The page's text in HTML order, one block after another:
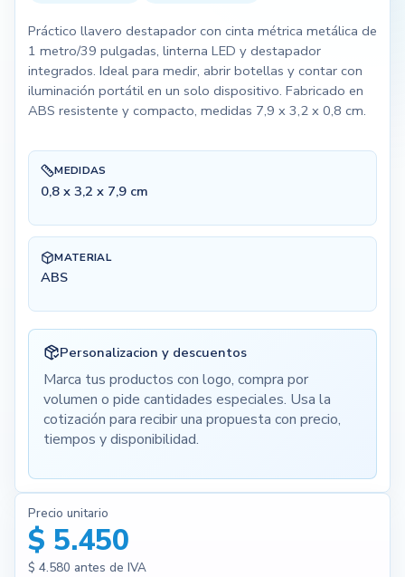
Práctico llavero destapador con cinta métrica metálica de
1 metro/39 pulgadas, linterna LED y destapador
integrados. Ideal para medir, abrir botellas y contar con
iluminación portátil en un solo dispositivo. Fabricado en
ABS resistente y compacto, medidas 7,9 x 3,2 x 0,8 cm.
MEDIDAS
0,8 x 3,2 x 7,9 cm
MATERIAL
ABS
Personalizacion y descuentos
Marca tus productos con logo, compra por
volumen o pide cantidades especiales. Usa la
cotización para recibir una propuesta con precio,
tiempos y disponibilidad.
Precio unitario
$ 5.450
$ 4.580 antes de IVA